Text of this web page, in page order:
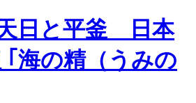
日と平釜 日本
｢海の精（うみの